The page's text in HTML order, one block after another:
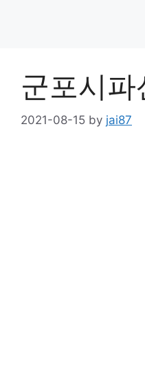
군포시파
2021-08-15 by jai87